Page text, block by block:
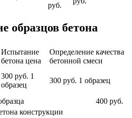
руб.
образцов бетона
Испытание
бетона цена
Определение качества
бетонной смеси
300 руб. 1
образец
300 руб. 1 образец
400 руб.
конструкции